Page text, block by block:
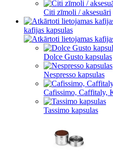
Citi zīmoli / aksesuāri
kafijas kapsulas
Dolce Gusto kapsulas
Nespresso kapsulas
Cafissimo, Caffitaly,
Tassimo kapsulas